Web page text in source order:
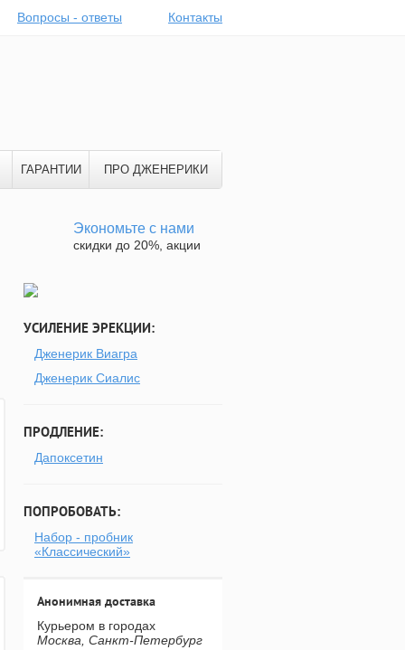
Вопросы - ответы Контакты
ГАРАНТИИ ПРО ДЖЕНЕРИКИ
Экономьте с нами
скидки до 20%, акции
УСИЛЕНИЕ ЭРЕКЦИИ:
Дженерик Виагра
Дженерик Сиалис
ПРОДЛЕНИЕ:
Дапоксетин
ПОПРОБОВАТЬ:
Набор - пробник
«Классический»
Анонимная доставка
Курьером в городах
Москва, Санкт-Петербург